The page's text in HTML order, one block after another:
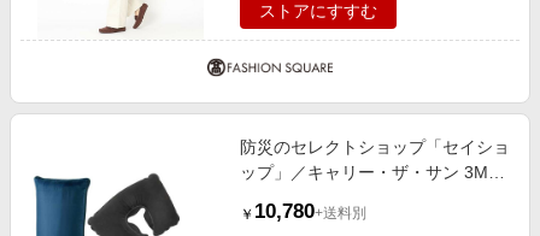
ストアにすすむ
防災のセレクトショップ「セイショ
ップ」／キャリー・ザ・サン 3Mシ
グ（寝袋）（安眠サポート3点セッ
￥ 10,780+送料別